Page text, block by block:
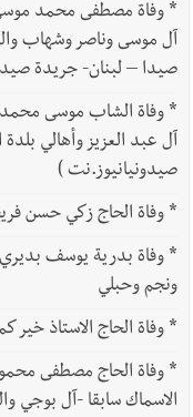
*
آل موسى وناصر وشهاب
صيدا – لبنان- جريدة
*
آل عبد العزيز وأهالي
صيدونيانيوز.نت )
*وفاة الحاج زكي حسن فريجة -
*
ونجم وحبلي
*وفاة الحاج الاستاذ خير
*
الاسماك سابقا -آل بوجي